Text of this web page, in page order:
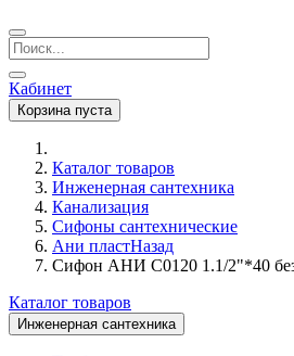
Кабинет
Корзина пуста
Каталог товаров
Инженерная сантехника
Канализация
Сифоны сантехнические
Ани пластНазад
Сифон АНИ C0120 1.1/2"*40
Каталог товаров
Инженерная сантехника